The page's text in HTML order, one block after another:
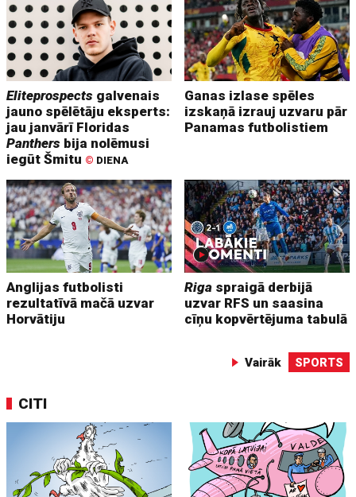
Eliteprospects galvenais
jauno spēlētāju eksperts:
jau janvārī Floridas
Panthers bija nolēmusi
iegūt Šmitu © DIENA
Ganas izlase spēles
izskaņā izrauj uzvaru pār
Panamas futbolistiem
Anglijas futbolisti
rezultatīvā mačā uzvar
Horvātiju
Riga spraigā derbijā
uzvar RFS un saasina
cīņu kopvērtējuma tabulā
Vairāk SPORTS
CITI